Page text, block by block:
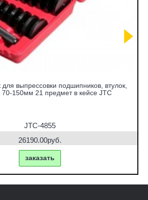
выпрессовки подшипников, втулок,
70-150мм 21 предмет в кейсе JTC
JTC-4855
26190.00руб.
заказать